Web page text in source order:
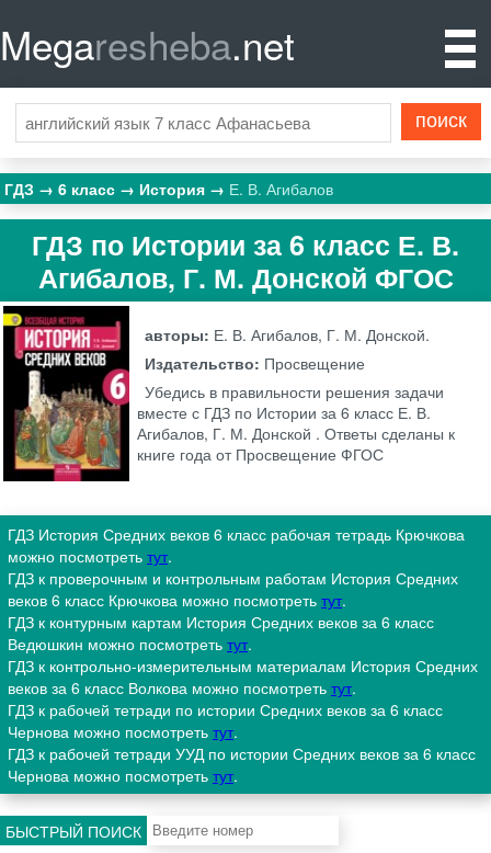
Megaresheba.net
ГДЗ 6 класс История Е. В. Агибалов
ГДЗ по Истории за 6 класс Е. В.
Агибалов, Г. М. Донской ФГОС
авторы: Е. В. Агибалов, Г. М. Донской.
Издательство: Просвещение
Убедись в правильности решения задачи
вместе с ГДЗ по Истории за 6 класс Е. В.
Агибалов, Г. М. Донской . Ответы сделаны к
книге года от Просвещение ФГОС
ГДЗ История Средних веков 6 класс рабочая тетрадь Крючкова
можно посмотреть тут.
ГДЗ к проверочным и контрольным работам История Средних
веков 6 класс Крючкова можно посмотреть тут.
ГДЗ к контурным картам История Средних веков за 6 класс
Ведюшкин можно посмотреть тут.
ГДЗ к контрольно-измерительным материалам История Средних
веков за 6 класс Волкова можно посмотреть тут.
ГДЗ к рабочей тетради по истории Средних веков за 6 класс
Чернова можно посмотреть тут.
ГДЗ к рабочей тетради УУД по истории Средних веков за 6 класс
Чернова можно посмотреть тут.
БЫСТРЫЙ ПОИСК